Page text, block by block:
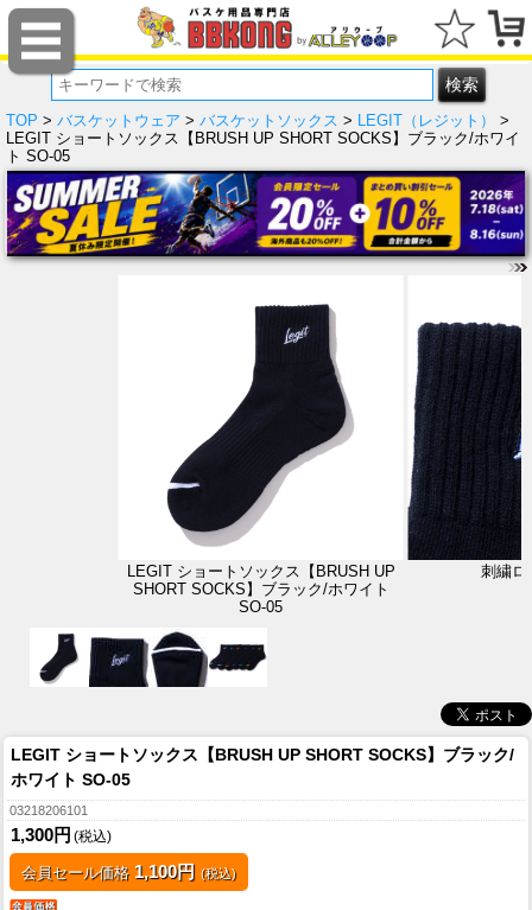
TOP > バスケットウェア > バスケットソックス > LEGIT（レジット）
>
LEGIT ショートソックス【BRUSH UP SHORT SOCKS】ブラック/ホワイ
ト SO-05
LEGIT ショートソックス【BRUSH UP
SHORT SOCKS】ブラック/ホワイト
SO-05
刺繍ロ
LEGIT ショートソックス【BRUSH UP SHORT SOCKS】ブラック/
ホワイト SO-05
03218206101
1,300円 (税込)
会員セール価格 1,100円 (税込)